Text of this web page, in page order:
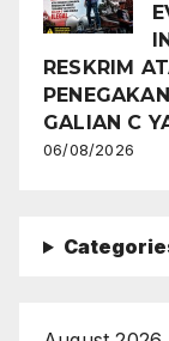
RESKRIM
GALIAN C
06/08/2026